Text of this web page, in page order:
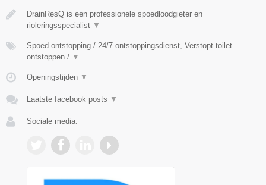
DrainResQ is een professionele spoedloodgieter en
rioleringsspecialist ▼
Spoed ontstopping / 24/7 ontstoppingsdienst, Verstopt toilet
ontstoppen / ▼
Openingstijden ▼
Laatste facebook posts ▼
Sociale media: